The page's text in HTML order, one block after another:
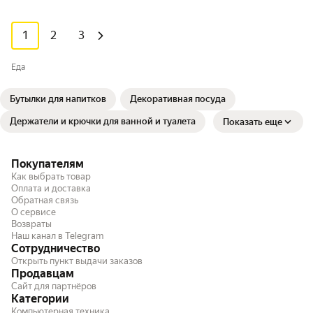
1 2 3
Еда
Бутылки для напитков Декоративная посуда
Держатели и крючки для ванной и туалета Показать еще
Покупателям
Как выбрать товар
Оплата и доставка
Обратная связь
О сервисе
Возвраты
Наш канал в Telegram
Сотрудничество
Открыть пункт выдачи заказов
Продавцам
Сайт для партнёров
Категории
Компьютерная техника